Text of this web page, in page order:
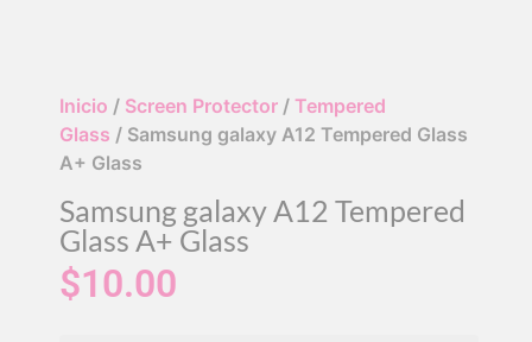
Inicio / Screen Protector / Tempered
Glass / Samsung galaxy A12 Tempered Glass
A+ Glass
Samsung galaxy A12 Tempered
Glass A+ Glass
$10.00